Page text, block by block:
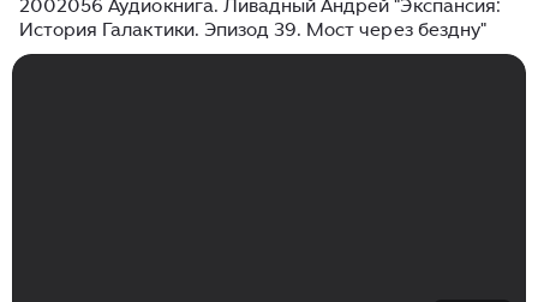
2002056 Аудиокнига. Ливадный Андрей "Экспансия:
История Галактики. Эпизод 39. Мост через бездну"